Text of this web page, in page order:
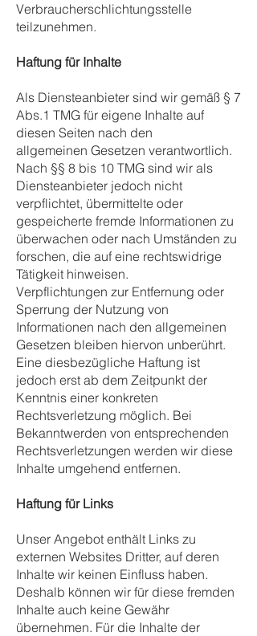
Verbraucherschlichtungsstelle
teilzunehmen.
Haftung für Inhalte
Als Diensteanbieter sind wir gemäß § 7
Abs.1 TMG für eigene Inhalte auf
diesen Seiten nach den
allgemeinen Gesetzen verantwortlich.
Nach §§ 8 bis 10 TMG sind wir als
Diensteanbieter jedoch nicht
verpflichtet, übermittelte oder
gespeicherte fremde Informationen zu
überwachen oder nach Umständen zu
forschen, die auf eine rechtswidrige
Tätigkeit hinweisen.
Verpflichtungen zur Entfernung oder
Sperrung der Nutzung von
Informationen nach den allgemeinen
Gesetzen bleiben hiervon unberührt.
Eine diesbezügliche Haftung ist
jedoch erst ab dem Zeitpunkt der
Kenntnis einer konkreten
Rechtsverletzung möglich. Bei
Bekanntwerden von entsprechenden
Rechtsverletzungen werden wir diese
Inhalte umgehend entfernen.
Haftung für Links
Unser Angebot enthält Links zu
externen Websites Dritter, auf deren
Inhalte wir keinen Einfluss haben.
Deshalb können wir für diese fremden
Inhalte auch keine Gewähr
übernehmen. Für die Inhalte der